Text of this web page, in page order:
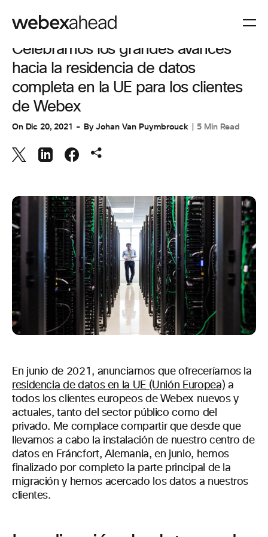
COLABORACIÓN, CUSTOMER STORIES
Celebramos los grandes avances
hacia la residencia de datos
completa en la UE para los clientes
de Webex
On Dic 20, 2021 ByJohan Van Puymbrouck 5 Min Read
En junio de 2021, anunciamos que ofreceríamos la
residencia de datos en la UE (Unión Europea) a
todos los clientes europeos de Webex nuevos y
actuales, tanto del sector público como del
privado. Me complace compartir que desde que
llevamos a cabo la instalación de nuestro centro de
datos en Fráncfort, Alemania, en junio, hemos
finalizado por completo la parte principal de la
migración y hemos acercado los datos a nuestros
clientes.